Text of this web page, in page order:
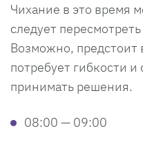
Чихание в это время
следует
Возможно, предстоит
потребует гибкости
принимать решения.
08:00 — 09:00